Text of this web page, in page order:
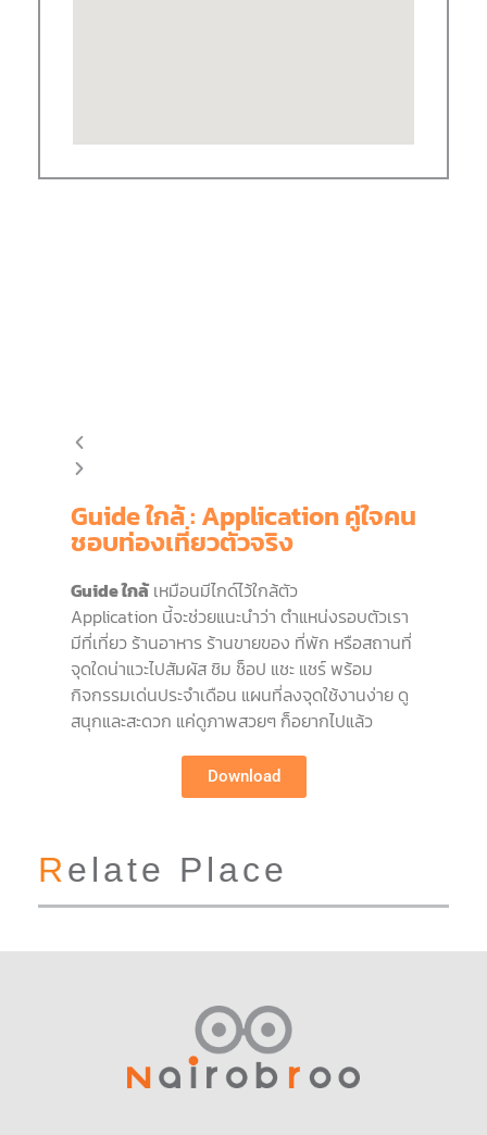
Guide ใกล้ : Application คู่ใจคน
ชอบท่องเที่ยวตัวจริง
Guide ใกล้ เหมือนมีไกด์ไว้ใกล้ตัว
Application นี้จะช่วยแนะนำว่า ตำแหน่งรอบตัวเรา
มีที่เที่ยว ร้านอาหาร ร้านขายของ ที่พัก หรือสถานที่
จุดใดน่าแวะไปสัมผัส ชิม ช็อป แชะ แชร์ พร้อม
กิจกรรมเด่นประจำเดือน แผนที่ลงจุดใช้งานง่าย ดู
สนุกและสะดวก แค่ดูภาพสวยๆ ก็อยากไปแล้ว
Download
Relate Place